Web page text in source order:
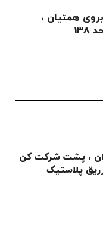
همتیان ،
به تهران ، پشت شرکت کن
پلاستیک